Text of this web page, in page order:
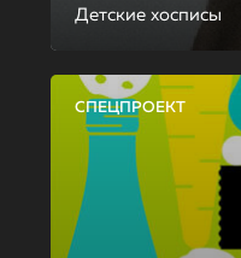
Детские хосписы
СПЕЦПРОЕКТ